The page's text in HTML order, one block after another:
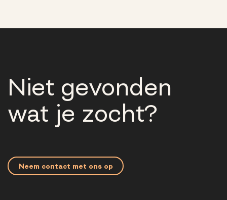
Niet gevonden
wat je zocht?
Neem contact met ons op